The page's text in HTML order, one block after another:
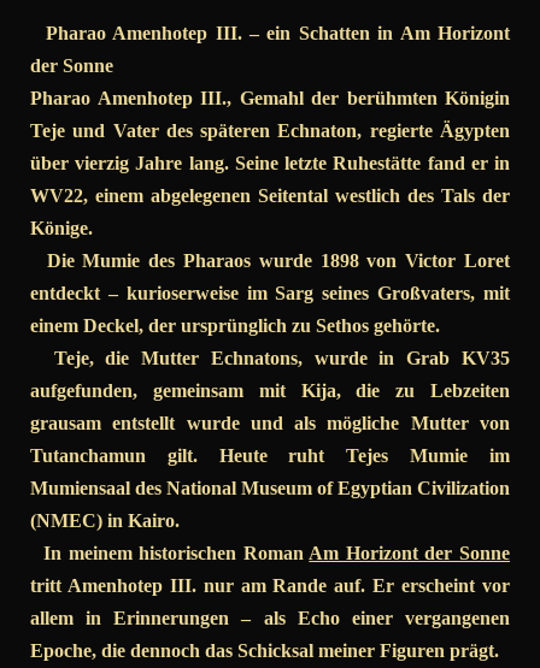
Pharao Amenhotep III. – ein Schatten in Am Horizont
der Sonne
Pharao Amenhotep III., Gemahl der berühmten Königin
Teje und Vater des späteren Echnaton, regierte Ägypten
über vierzig Jahre lang. Seine letzte Ruhestätte fand er in
WV22, einem abgelegenen Seitental westlich des Tals der
Könige.
Die Mumie des Pharaos wurde 1898 von Victor Loret
entdeckt – kurioserweise im Sarg seines Großvaters, mit
einem Deckel, der ursprünglich zu Sethos gehörte.
Teje, die Mutter Echnatons, wurde in Grab KV35
aufgefunden, gemeinsam mit Kija, die zu Lebzeiten
grausam entstellt wurde und als mögliche Mutter von
Tutanchamun gilt. Heute ruht Tejes Mumie im
Mumiensaal des National Museum of Egyptian Civilization
(NMEC) in Kairo.
In meinem historischen RomanAm Horizont der Sonne
tritt Amenhotep III. nur am Rande auf. Er erscheint vor
allem in Erinnerungen – als Echo einer vergangenen
Epoche, die dennoch das Schicksal meiner Figuren prägt.